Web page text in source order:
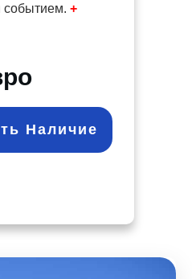
+
Наличие